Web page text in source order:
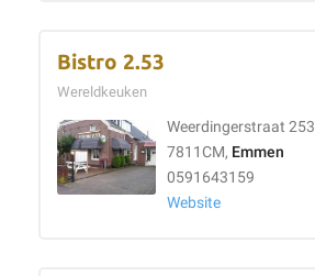
Bistro 2.53
Wereldkeuken
Weerdingerstraat 253
7811CM, Emmen
0591643159
Website